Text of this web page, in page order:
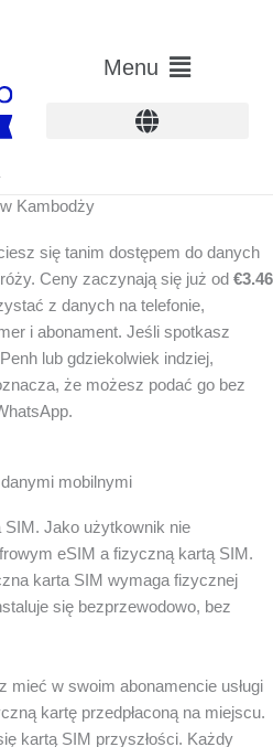
Menu
Menu
Kambodży
się tanim dostępem do danych
Ceny zaczynają się już od €3.46
z danych na telefonie,
i abonament. Jeśli spotkasz
lub gdziekolwiek indziej,
że możesz podać go bez
mobilnymi
SIM. Jako użytkownik nie
eSIM a fizyczną kartą SIM.
karta SIM wymaga fizycznej
się bezprzewodowo, bez
w swoim abonamencie usługi
kartę przedpłaconą na miejscu.
kartą SIM przyszłości. Każdy